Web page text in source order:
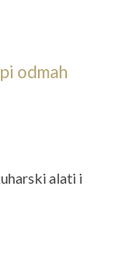
odmah
alati i